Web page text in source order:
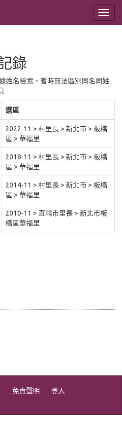
錄
姓名檢索，暫時無法區別同名同姓
選區
2022-11 > 村里長 > 新北市 > 板橋
區 > 華福里
2018-11 > 村里長 > 新北市 > 板橋
區 > 華福里
2014-11 > 村里長 > 新北市 > 板橋
區 > 華福里
2010-11 > 直轄市里長 > 新北市板
橋區華福里
免責聲明 登入